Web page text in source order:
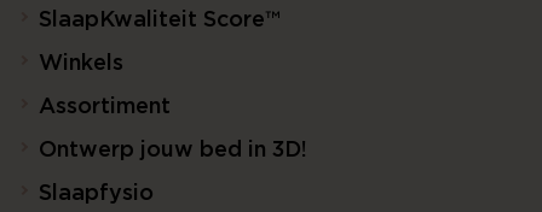
SlaapKwaliteit Score™
Winkels
Assortiment
Ontwerp jouw bed in 3D!
Slaapfysio